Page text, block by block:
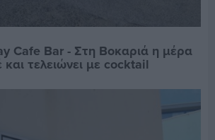
Cafe Bar - Στη Βοκαριά η μέρα
τελειώνει με cocktail